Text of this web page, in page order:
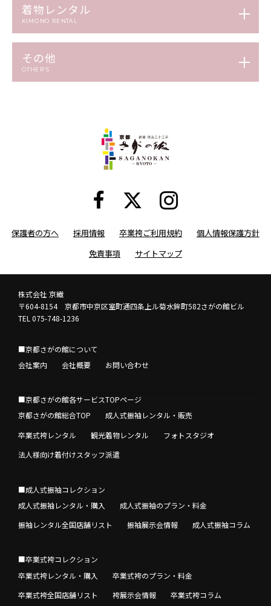
着物レンタル
KIMONO RENTAL
その他
OTHER’S
保護者の方へ 採用情報 卒業袴ご利用規約
個人情報保護方針
免責事項
サイトマップ
株式会社 京繊
〒604-8154 京都市中京区室町通四条上ル菊水鉾町582さがの館ビル
TEL 075-748-1236
■京都さがの館について
会社案内
会社概要 お問い合わせ
■京都さがの館各サービスTOPページ
京都さがの館総合TOP
成人式振袖レンタル・販売
卒業式袴レンタル
観光着物レンタル
フォトスタジオ
法人様向け着付けスタッフ派遣
■成人式振袖コレクション
成人式振袖レンタル・購入
成人式振袖のプラン・料金
振袖レンタル全国店舗リスト
振袖展示会情報 成人式振袖コラム
■卒業式袴コレクション
卒業式袴レンタル・購入
卒業式袴のプラン・料金
卒業式袴全国店舗リスト
袴展示会情報 卒業式袴コラム